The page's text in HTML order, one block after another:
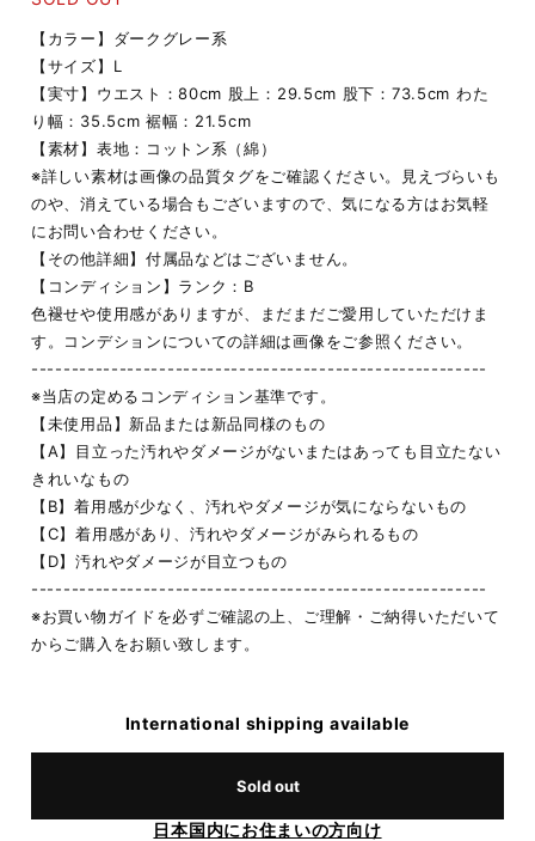
【カラー】ダークグレー系
【サイズ】L
【実寸】ウエスト：80cm 股上：29.5cm 股下：73.5cm わた
り幅：35.5cm 裾幅：21.5cm
【素材】表地：コットン系（綿）
※詳しい素材は画像の品質タグをご確認ください。見えづらいも
のや、消えている場合もございますので、気になる方はお気軽
にお問い合わせください。
【その他詳細】付属品などはございません。
【コンディション】ランク：B
色褪せや使用感がありますが、まだまだご愛用していただけま
す。コンデションについての詳細は画像をご参照ください。
---------------------------------------------------------
※当店の定めるコンディション基準です。
【未使用品】新品または新品同様のもの
【A】目立った汚れやダメージがないまたはあっても目立たない
きれいなもの
【B】着用感が少なく、汚れやダメージが気にならないもの
【C】着用感があり、汚れやダメージがみられるもの
【D】汚れやダメージが目立つもの
---------------------------------------------------------
※お買い物ガイドを必ずご確認の上、ご理解・ご納得いただいて
からご購入をお願い致します。
International shipping available
Sold out
日本国内にお住まいの方向け